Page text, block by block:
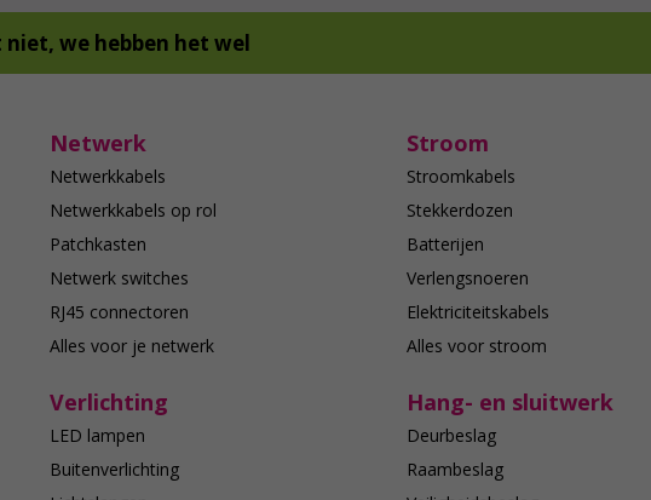
niet, we hebben het wel
Netwerk
Netwerkkabels
Netwerkkabels op rol
Patchkasten
Netwerk switches
RJ45 connectoren
Alles voor je netwerk
Stroom
Stroomkabels
Stekkerdozen
Batterijen
Verlengsnoeren
Elektriciteitskabels
Alles voor stroom
Verlichting
LED lampen
Buitenverlichting
Hang- en sluitwerk
Deurbeslag
Raambeslag